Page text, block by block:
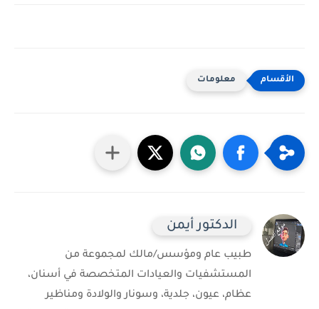
معلومات
الدكتور أيمن
طبيب عام ومؤسس/مالك لمجموعة من
المستشفيات والعيادات المتخصصة في أسنان،
عظام، عيون، جلدية، وسونار والولادة ومناظير